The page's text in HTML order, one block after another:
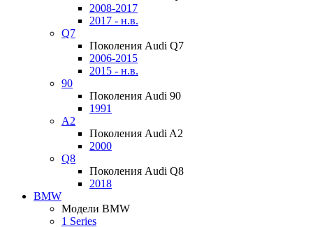
2008-2017
2017 - н.в.
Q7
Поколения Audi Q7
2006-2015
2015 - н.в.
90
Поколения Audi 90
1991
A2
Поколения Audi A2
2000
Q8
Поколения Audi Q8
2018
BMW
Модели BMW
1 Series